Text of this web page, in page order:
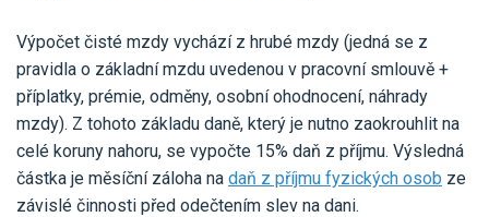
Propojení s bankou
Účetní a manažerské reporty
Ceník a sklady
One Stop Shop (OSS)
Pro uživatele iÚčto
Poptávka účetních služeb
Ceník účetních služeb
Pro koho je určené
Pro živnostníky
VYZKOUŠET ZDARMA PŘIHLÁSIT SE
Výpočet čisté mzdy vychází z hrubé mzdy (jedná se z
pravidla o základní mzdu uvedenou v pracovní smlouvě +
příplatky, prémie, odměny, osobní ohodnocení, náhrady
mzdy). Z tohoto základu daně, který je nutno zaokrouhlit na
celé koruny nahoru, se vypočte 15% daň z příjmu. Výsledná
částka je měsíční záloha na daň z příjmu fyzických osob ze
závislé činnosti před odečtením slev na dani.